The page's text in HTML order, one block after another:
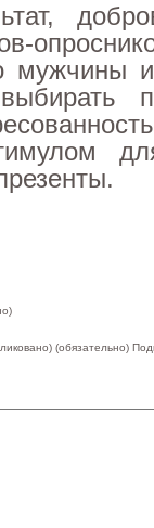
мужчины
(обязательно)